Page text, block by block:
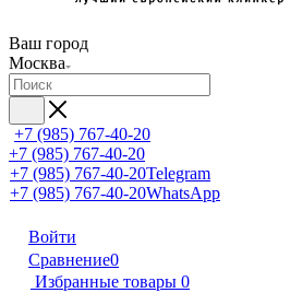
Ваш город
Москва
+7 (985) 767-40-20
+7 (985) 767-40-20
+7 (985) 767-40-20Telegram
+7 (985) 767-40-20WhatsApp
Войти
Сравнение0
Избранные товары 0